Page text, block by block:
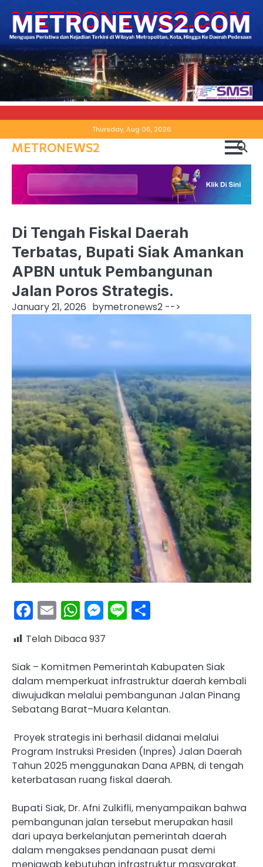
to
content
Thursday, Aug 06, 2026
METRONEWS2
Di Tengah Fiskal Daerah
Terbatas, Bupati Siak Amankan
APBN untuk Pembangunan
Jalan Poros Strategis.
January 21, 2026 bymetronews2 -->
Facebook
EmailWhatsApp
Messenger
Line
Telah Dibaca937
Siak – Komitmen Pemerintah Kabupaten Siak
dalam memperkuat infrastruktur daerah kembali
diwujudkan melalui pembangunan Jalan Pinang
Sebatang Barat–Muara Kelantan.
Proyek strategis ini berhasil didanai melalui
Program Instruksi Presiden (Inpres) Jalan Daerah
Tahun 2025 menggunakan Dana APBN, di tengah
keterbatasan ruang fiskal daerah.
Bupati Siak, Dr. Afni Zulkifli, menyampaikan bahwa
pembangunan jalan tersebut merupakan hasil
dari upaya berkelanjutan pemerintah daerah
dalam mengakses pendanaan pusat demi